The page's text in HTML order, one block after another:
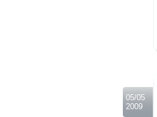
05/05
2009